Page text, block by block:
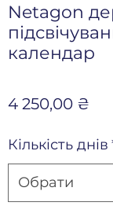
Netagon
календар
4 250,00 ₴
Кількість днів
Обрати